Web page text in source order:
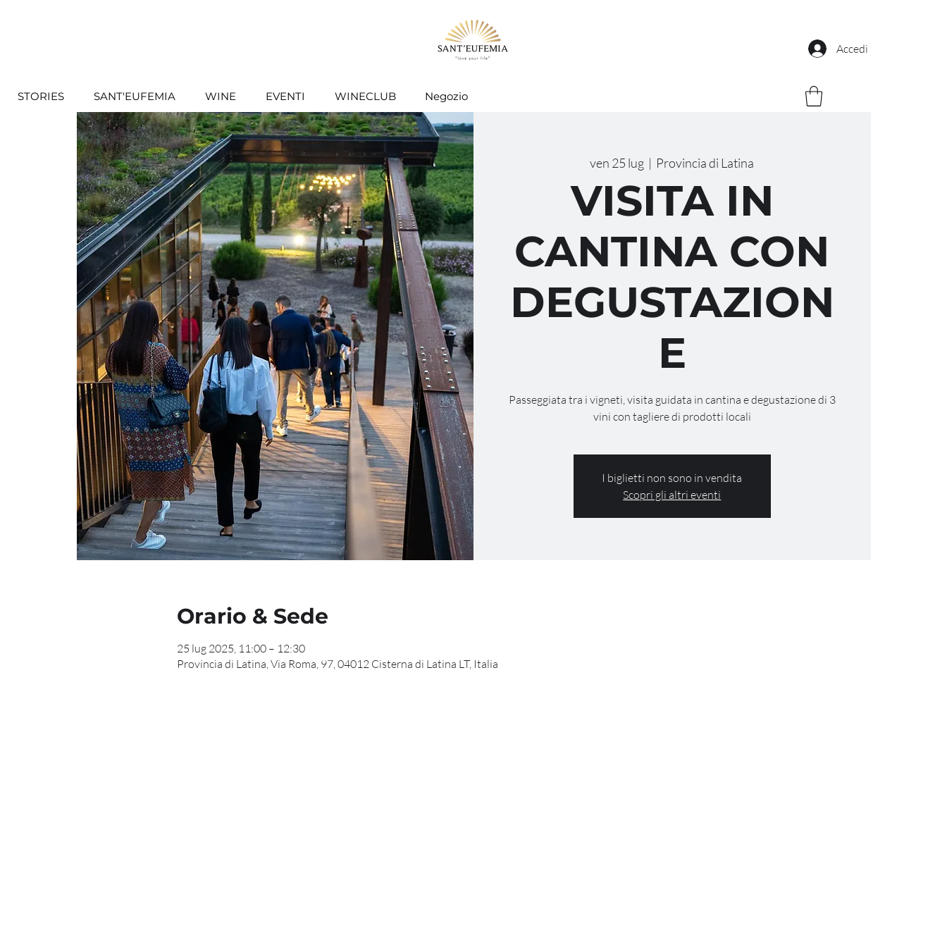
Accedi
STORIES SANT'EUFEMIA WINE EVENTI WINECLUB Negozio
ven 25 lug
  |
Provincia di Latina
VISITA IN
CANTINA CON
DEGUSTAZION
E
Passeggiata tra i vigneti, visita guidata in cantina e degustazione di 3
vini con tagliere di prodotti locali
I biglietti non sono in vendita
Scopri gli altri eventi
Orario & Sede
25 lug 2025, 11:00 – 12:30
Provincia di Latina, Via Roma, 97, 04012 Cisterna di Latina LT, Italia